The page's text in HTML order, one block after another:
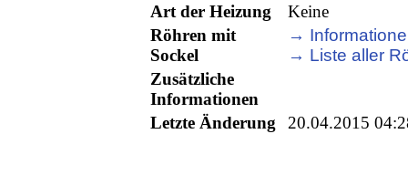
Art der Heizung
Keine
Röhren mit
Sockel
→
→ Liste aller
Zusätzliche
Informationen
Letzte Änderung
20.04.2015